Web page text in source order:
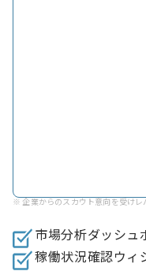
※ 企業からのスカウト意向を受けレ
市場分析ダッシュ
稼働状況確認ウィ